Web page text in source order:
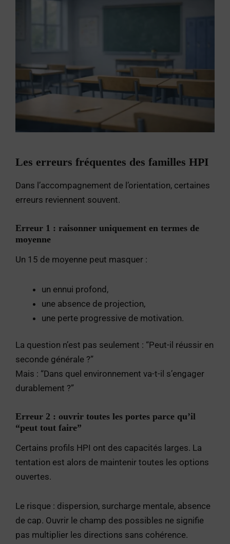
Les erreurs fréquentes des familles HPI
Dans l’accompagnement de l’orientation, certaines
erreurs reviennent souvent.
Erreur 1 : raisonner uniquement en termes de
moyenne
Un 15 de moyenne peut masquer :
un ennui profond,
une absence de projection,
une perte progressive de motivation.
La question n’est pas seulement : “Peut-il réussir en
seconde générale ?”
Mais : “Dans quel environnement va-t-il s’engager
durablement ?”
Erreur 2 : ouvrir toutes les portes parce qu’il
“peut tout faire”
Certains profils HPI ont des capacités larges. La
tentation est alors de maintenir toutes les options
ouvertes.
Le risque : dispersion, surcharge mentale, absence
de cap. Ouvrir le champ des possibles ne signifie
pas multiplier les directions sans cohérence.